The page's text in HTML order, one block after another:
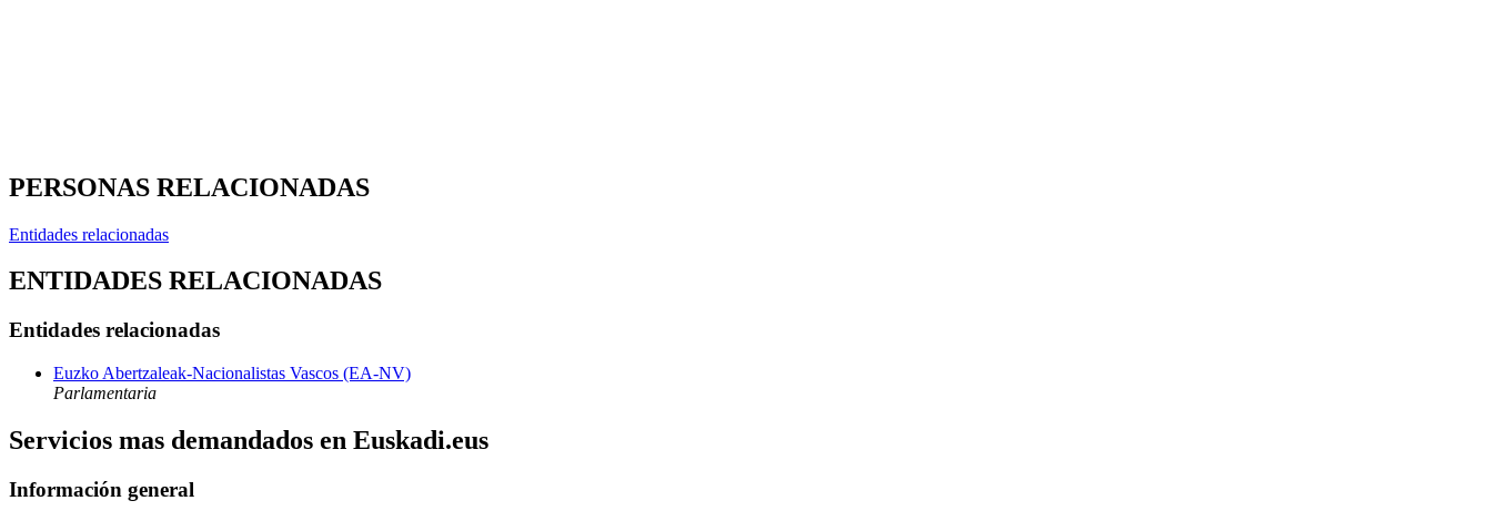
PERSONAS RELACIONADAS
Entidades relacionadas
ENTIDADES RELACIONADAS
Entidades relacionadas
Euzko Abertzaleak-Nacionalistas Vascos (EA-NV)
Parlamentaria
Servicios mas demandados en Euskadi.eus
Información general